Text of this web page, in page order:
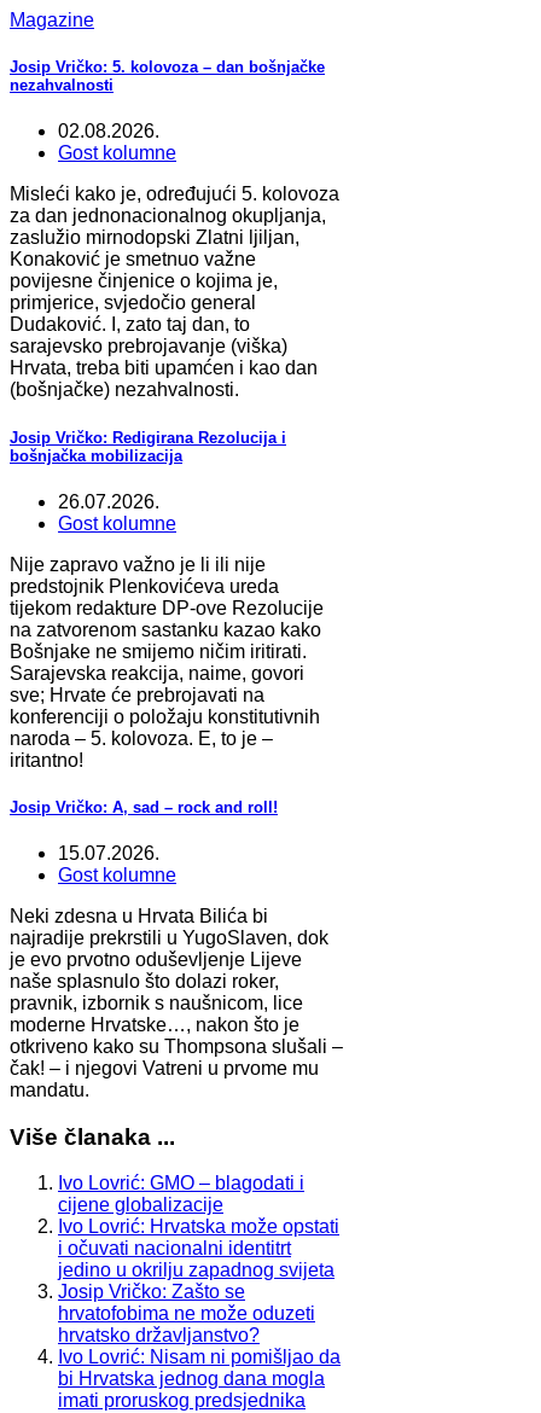
Magazine
Josip Vričko: 5. kolovoza – dan bošnjačke
nezahvalnosti
02.08.2026.
Gost kolumne
Misleći kako je, određujući 5. kolovoza
za dan jednonacionalnog okupljanja,
zaslužio mirnodopski Zlatni ljiljan,
Konaković je smetnuo važne
povijesne činjenice o kojima je,
primjerice, svjedočio general
Dudaković. I, zato taj dan, to
sarajevsko prebrojavanje (viška)
Hrvata, treba biti upamćen i kao dan
(bošnjačke) nezahvalnosti.
Josip Vričko: Redigirana Rezolucija i
bošnjačka mobilizacija
26.07.2026.
Gost kolumne
Nije zapravo važno je li ili nije
predstojnik Plenkovićeva ureda
tijekom redakture DP-ove Rezolucije
na zatvorenom sastanku kazao kako
Bošnjake ne smijemo ničim iritirati.
Sarajevska reakcija, naime, govori
sve; Hrvate će prebrojavati na
konferenciji o položaju konstitutivnih
naroda – 5. kolovoza. E, to je –
iritantno!
Josip Vričko: A, sad – rock and roll!
15.07.2026.
Gost kolumne
Neki zdesna u Hrvata Bilića bi
najradije prekrstili u YugoSlaven, dok
je evo prvotno oduševljenje Lijeve
naše splasnulo što dolazi roker,
pravnik, izbornik s naušnicom, lice
moderne Hrvatske…, nakon što je
otkriveno kako su Thompsona slušali –
čak! – i njegovi Vatreni u prvome mu
mandatu.
Više članaka ...
Ivo Lovrić: GMO – blagodati i
cijene globalizacije
Ivo Lovrić: Hrvatska može opstati
i očuvati nacionalni identitrt
jedino u okrilju zapadnog svijeta
Josip Vričko: Zašto se
hrvatofobima ne može oduzeti
hrvatsko državljanstvo?
Ivo Lovrić: Nisam ni pomišljao da
bi Hrvatska jednog dana mogla
imati proruskog predsjednika